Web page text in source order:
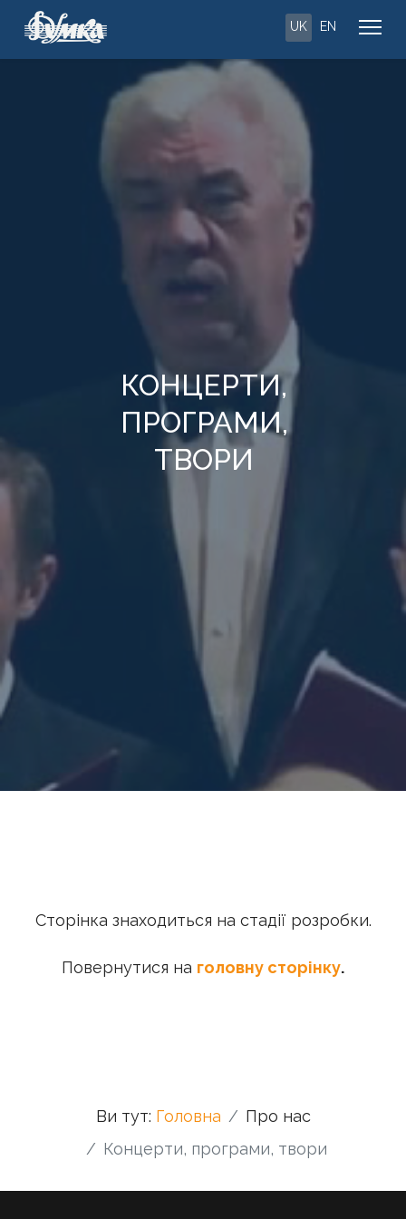
UK EN
КОНЦЕРТИ,
ПРОГРАМИ,
ТВОРИ
Сторінка знаходиться на стадії розробки.
Повернутися на головну сторінку.
Ви тут: Головна
Про нас
Концерти, програми, твори